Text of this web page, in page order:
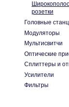
розетки
Головные
Модуляторы
Мультисвитчи
Оптические
Сплиттеры и
Усилители
Фильтры